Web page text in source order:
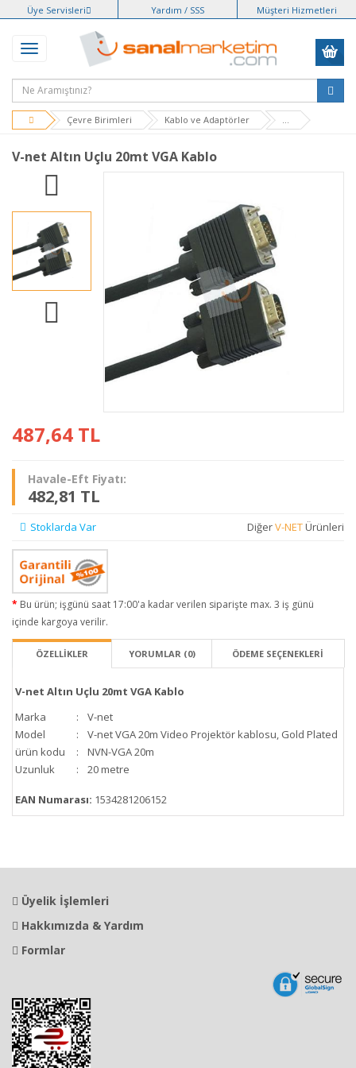
Üye Servisleri Yardım / SSS Müşteri Hizmetleri
Çevre Birimleri Kablo ve Adaptörler
V-net Altın Uçlu 20mt VGA Kablo
487,64 TL
Havale-Eft Fiyatı:
482,81 TL
Stoklarda Var DiğerV-NETÜrünleri
Bu ürün; işgünü saat 17:00'a kadar verilen siparişte max. 3 iş günü
içinde kargoya verilir.
ÖZELLİKLER YORUMLAR (0) ÖDEME SEÇENEKLERI
V-net Altın Uçlu 20mt VGA Kablo
Marka
:
V-net
Model
:
V-net VGA 20m Video Projektör kablosu, Gold Plated
ürün kodu
:
NVN-VGA 20m
Uzunluk
: 20 metre
EAN Numarası: 1534281206152
Üyelik İşlemleri
Hakkımızda & Yardım
Formlar